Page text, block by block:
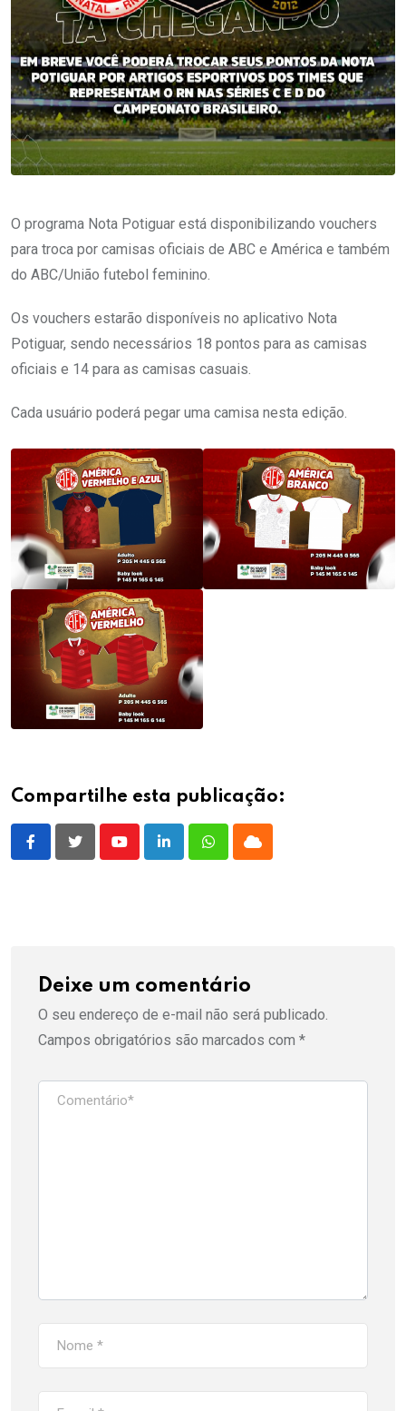
O programa Nota Potiguar está disponibilizando vouchers
para troca por camisas oficiais de ABC e América e também
do ABC/União futebol feminino.
Os vouchers estarão disponíveis no aplicativo Nota
Potiguar, sendo necessários 18 pontos para as camisas
oficiais e 14 para as camisas casuais.
Cada usuário poderá pegar uma camisa nesta edição.
Compartilhe esta publicação:
YoutubeLinkedInWhatsappCloud
Deixe um comentário
O seu endereço de e-mail não será publicado.
Campos obrigatórios são marcados com *